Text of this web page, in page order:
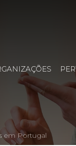
em Portugal